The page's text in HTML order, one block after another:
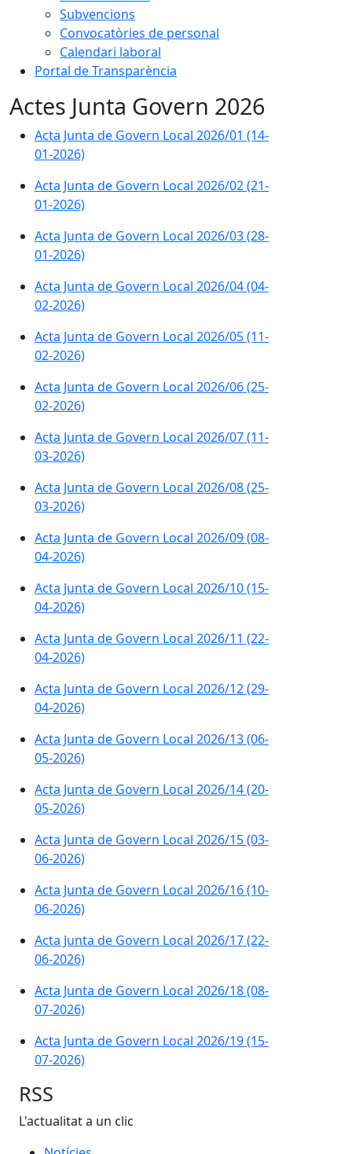
Subvencions
Convocatòries de personal
Calendari laboral
Portal de Transparència
Actes Junta Govern 2026
Acta Junta de Govern Local 2026/01 (14-
01-2026)
Acta Junta de Govern Local 2026/02 (21-
01-2026)
Acta Junta de Govern Local 2026/03 (28-
01-2026)
Acta Junta de Govern Local 2026/04 (04-
02-2026)
Acta Junta de Govern Local 2026/05 (11-
02-2026)
Acta Junta de Govern Local 2026/06 (25-
02-2026)
Acta Junta de Govern Local 2026/07 (11-
03-2026)
Acta Junta de Govern Local 2026/08 (25-
03-2026)
Acta Junta de Govern Local 2026/09 (08-
04-2026)
Acta Junta de Govern Local 2026/10 (15-
04-2026)
Acta Junta de Govern Local 2026/11 (22-
04-2026)
Acta Junta de Govern Local 2026/12 (29-
04-2026)
Acta Junta de Govern Local 2026/13 (06-
05-2026)
Acta Junta de Govern Local 2026/14 (20-
05-2026)
Acta Junta de Govern Local 2026/15 (03-
06-2026)
Acta Junta de Govern Local 2026/16 (10-
06-2026)
Acta Junta de Govern Local 2026/17 (22-
06-2026)
Acta Junta de Govern Local 2026/18 (08-
07-2026)
Acta Junta de Govern Local 2026/19 (15-
07-2026)
RSS
L'actualitat a un clic